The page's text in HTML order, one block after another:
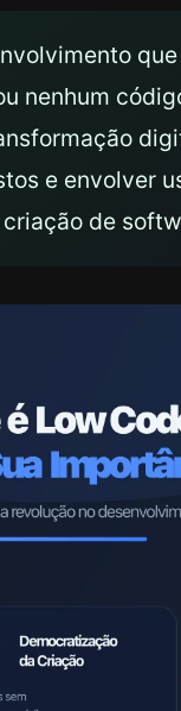
nenhum
e envolver
de